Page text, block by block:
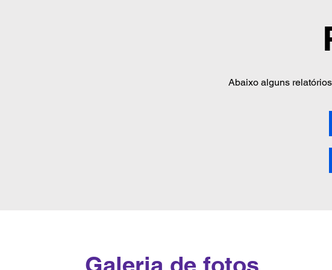
Jovens em idade escolar e/
empregabilidade.
Indivíduos que não estão
Foco na reintegração na
um caminho rumo à
Abaixo alguns
Galeria de fotos